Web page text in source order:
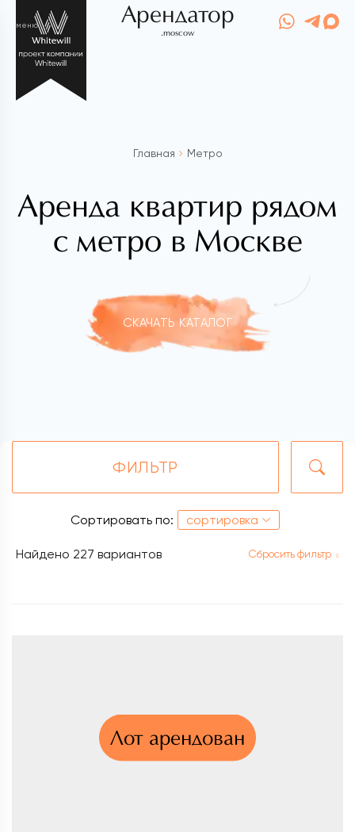
меню Арендатор
.moscow
Главная Метро
Аренда квартир рядом
с метро в Москве
СКАЧАТЬ КАТАЛОГ
ФИЛЬТР
Найдено 227 вариантов Сбросить фильтр
Сортировать по: сортировка
Лот арендован